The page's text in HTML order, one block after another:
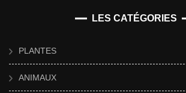
LES CATÉGORIES
PLANTES
ANIMAUX